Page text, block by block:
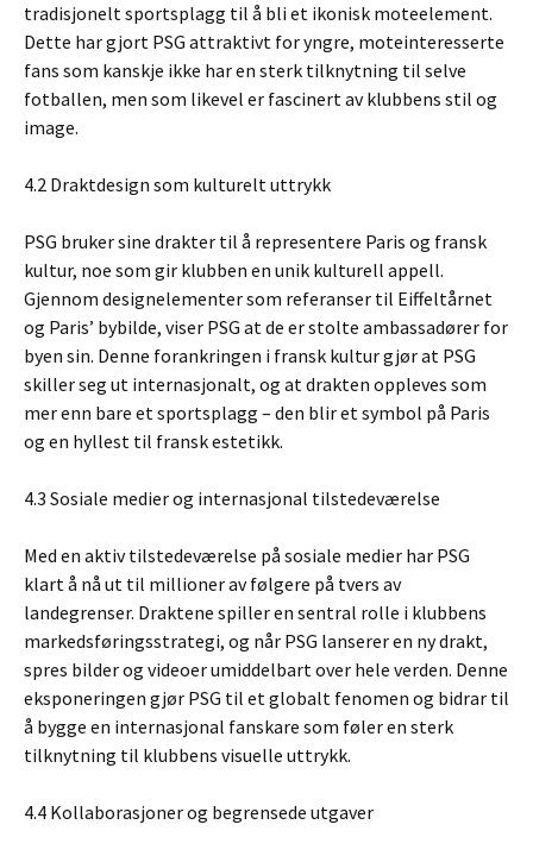
tradisjonelt sportsplagg til å bli et ikonisk moteelement.
Dette har gjort PSG attraktivt for yngre, moteinteresserte
fans som kanskje ikke har en sterk tilknytning til selve
fotballen, men som likevel er fascinert av klubbens stil og
image.
4.2 Draktdesign som kulturelt uttrykk
PSG bruker sine drakter til å representere Paris og fransk
kultur, noe som gir klubben en unik kulturell appell.
Gjennom designelementer som referanser til Eiffeltårnet
og Paris’ bybilde, viser PSG at de er stolte ambassadører for
byen sin. Denne forankringen i fransk kultur gjør at PSG
skiller seg ut internasjonalt, og at drakten oppleves som
mer enn bare et sportsplagg – den blir et symbol på Paris
og en hyllest til fransk estetikk.
4.3 Sosiale medier og internasjonal tilstedeværelse
Med en aktiv tilstedeværelse på sosiale medier har PSG
klart å nå ut til millioner av følgere på tvers av
landegrenser. Draktene spiller en sentral rolle i klubbens
markedsføringsstrategi, og når PSG lanserer en ny drakt,
spres bilder og videoer umiddelbart over hele verden. Denne
eksponeringen gjør PSG til et globalt fenomen og bidrar til
å bygge en internasjonal fanskare som føler en sterk
tilknytning til klubbens visuelle uttrykk.
4.4 Kollaborasjoner og begrensede utgaver